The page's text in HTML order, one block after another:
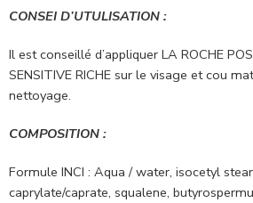
CONSEI D’UTULISATION :
Il est conseillé d’appliquer LA ROCHE
SENSITIVE RICHE sur le visage et cou
nettoyage.
COMPOSITION :
Formule INCI : Aqua / water, isocetyl
caprylate/caprate, squalene,